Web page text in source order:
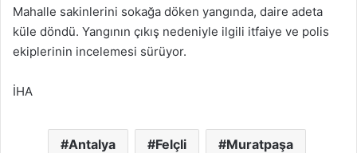
Mahalle sakinlerini sokağa döken yangında, daire adeta
küle döndü. Yangının çıkış nedeniyle ilgili itfaiye ve polis
ekiplerinin incelemesi sürüyor.
İHA
Antalya Felçli Muratpaşa